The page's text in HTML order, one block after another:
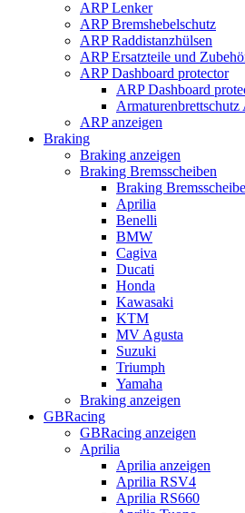
ARP Lenker
ARP Bremshebelschutz
ARP Raddistanzhülsen
ARP Ersatzteile und
ARP Dashboard protector
ARP Dashboard
Armaturenbrettschutz
ARP anzeigen
Braking
Braking anzeigen
Braking Bremsscheiben
Braking
Aprilia
Benelli
BMW
Cagiva
Ducati
Honda
Kawasaki
KTM
MV Agusta
Suzuki
Triumph
Yamaha
Braking anzeigen
GBRacing
GBRacing anzeigen
Aprilia
Aprilia anzeigen
Aprilia RSV4
Aprilia RS660